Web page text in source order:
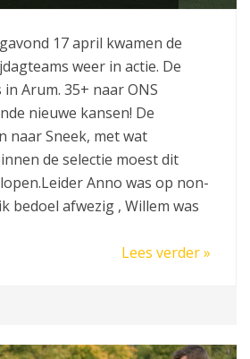
17 april kwamen de
weer in actie. De
Arum. 35+ naar ONS
nieuwe kansen! De
naar Sneek, met wat
de selectie moest dit
Anno was op non-
bedoel afwezig , Willem was
Lees verder »